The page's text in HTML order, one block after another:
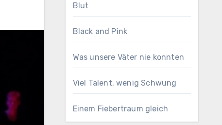
Blut
Black and Pink
Was unsere Väter nie konnten
Viel Talent, wenig Schwung
Einem Fiebertraum gleich